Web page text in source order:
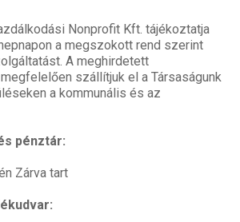
Nonprofit Kft. tájékoztatja
a megszokott rend szerint
A meghirdetett
szállítjuk el a Társaságunk
a kommunális és az
pénztár:
Zárva tart